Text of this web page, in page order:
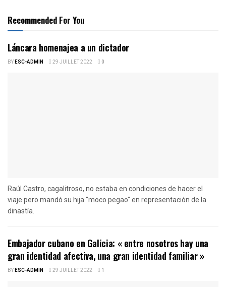
Recommended For You
Láncara homenajea a un dictador
BYESC-ADMIN 29 JUILLET 2022 0
Raúl Castro, cagalitroso, no estaba en condiciones de hacer el
viaje pero mandó su hija "moco pegao" en representación de la
dinastía.
Embajador cubano en Galicia: « entre nosotros hay una
gran identidad afectiva, una gran identidad familiar »
BYESC-ADMIN 29 JUILLET 2022 1